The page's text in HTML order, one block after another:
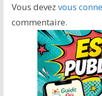
Vous devez vous
commentaire.